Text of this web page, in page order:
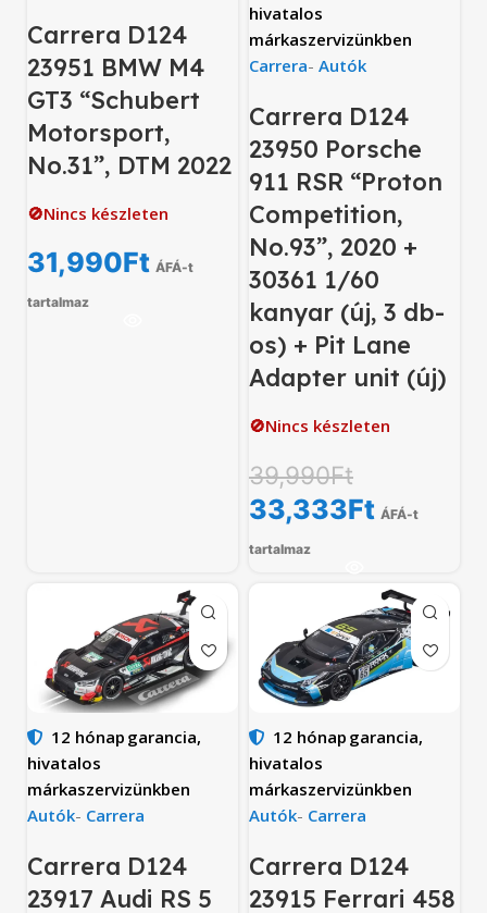
Carrera D124
23951 BMW M4
GT3 “Schubert
Motorsport,
No.31”, DTM 2022
🚫Nincs készleten
31,990Ft ÁFÁ-t
tartalmaz
hivatalos
márkaszervizünkben
Carrera- Autók
Carrera D124
23950 Porsche
911 RSR “Proton
Competition,
No.93”, 2020 +
30361 1/60
kanyar (új, 3 db-
os) + Pit Lane
Adapter unit (új)
🚫Nincs készleten
39,990Ft
33,333Ft ÁFÁ-t
tartalmaz
12 hónap garancia,
hivatalos
márkaszervizünkben
Autók- Carrera
Carrera D124
23917 Audi RS 5
12 hónap garancia,
hivatalos
márkaszervizünkben
Autók- Carrera
Carrera D124
23915 Ferrari 458